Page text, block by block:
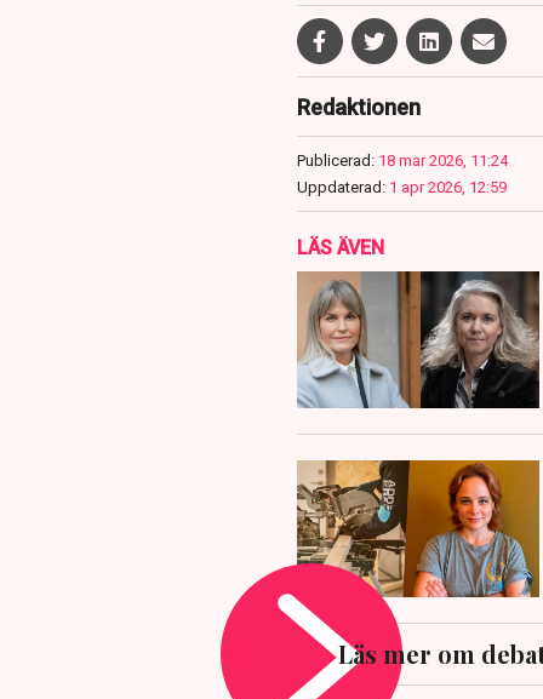
Redaktionen
Publicerad: 18 mar 2026, 11:24
Uppdaterad: 1 apr 2026, 12:59
LÄS ÄVEN
Läs mer om